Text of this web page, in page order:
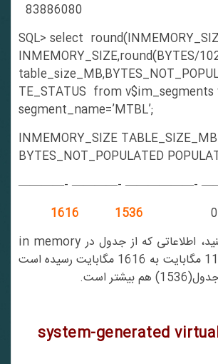
83886080
SQL> select
TE_STATUS from
segment_name=’MTBL’;
INMEMORY_SIZE
BYTES_NOT_POPULATED
————- ————- ——————-
1616 1536
0
همانطور که می بینید، اطلاعاتی که از جدول در in memory
ذخیره شده، از 1111 مگابایت به 1616 مگابایت رسیده است
system-generated